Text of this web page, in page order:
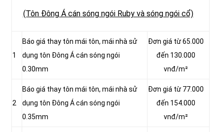
(Tôn Đông Á cán sóng ngói Ruby và sóng ngói cổ)
1
Báo giá thay tôn mái tôn, mái nhà sử
dụng tôn Đông Á cán sóng ngói
0.30mm
Đơn giá từ 65.000
đến 130.000
vnđ/m²
2
Báo giá thay tôn mái tôn, mái nhà sử
dụng tôn Đông Á cán sóng ngói
0.35mm
Đơn giá từ 77.000
đến 154.000
vnđ/m²